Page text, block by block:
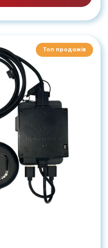
Топ продажів